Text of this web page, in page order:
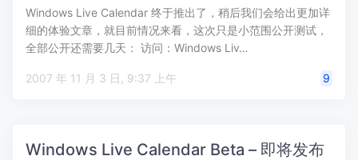
Windows Live Calendar 终于推出了，稍后我们会给出更加详
细的体验文章，就目前情况来看，这次只是小范围公开测试，
全部公开还需要几天： 访问：Windows Liv…
2007 年 11 月 3 日, 9:37 上午 9
Windows Live Calendar Beta – 即将发布